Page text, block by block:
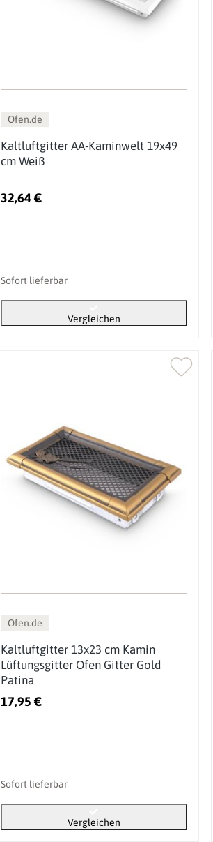
Ofen.de
Kaltluftgitter AA-Kaminwelt 19x49
cm Weiß
32,64 €
Sofort lieferbar
Vergleichen
Ofen.de
Kaltluftgitter 13x23 cm Kamin
Lüftungsgitter Ofen Gitter Gold
Patina
17,95 €
Sofort lieferbar
Vergleichen